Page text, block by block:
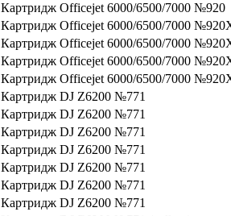
Картридж Officejet 6000/6500/7000 №920
Картридж Officejet 6000/6500/7000
Картридж Officejet 6000/6500/7000
Картридж Officejet 6000/6500/7000
Картридж Officejet 6000/6500/7000
Картридж DJ Z6200 №771
Картридж DJ Z6200 №771
Картридж DJ Z6200 №771
Картридж DJ Z6200 №771
Картридж DJ Z6200 №771
Картридж DJ Z6200 №771
Картридж DJ Z6200 №771